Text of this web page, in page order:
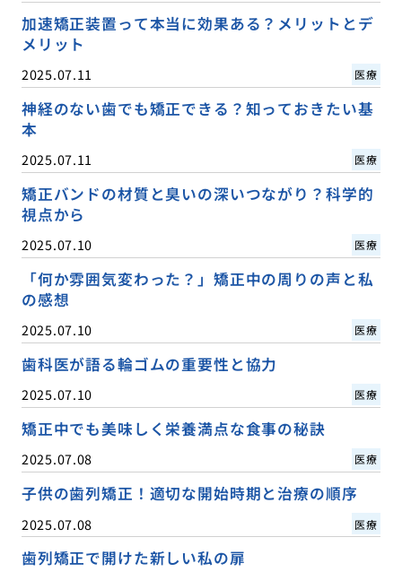
加速矯正装置って本当に効果ある？メリットとデ
メリット
2025.07.11 医療
神経のない歯でも矯正できる？知っておきたい基
本
2025.07.11 医療
矯正バンドの材質と臭いの深いつながり？科学的
視点から
2025.07.10 医療
「何か雰囲気変わった？」矯正中の周りの声と私
の感想
2025.07.10 医療
歯科医が語る輪ゴムの重要性と協力
2025.07.10 医療
矯正中でも美味しく栄養満点な食事の秘訣
2025.07.08 医療
子供の歯列矯正！適切な開始時期と治療の順序
2025.07.08 医療
歯列矯正で開けた新しい私の扉